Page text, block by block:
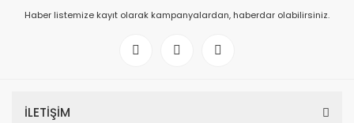
Haber listemize kayıt olarak kampanyalardan, haberdar olabilirsiniz.
İLETİŞİM